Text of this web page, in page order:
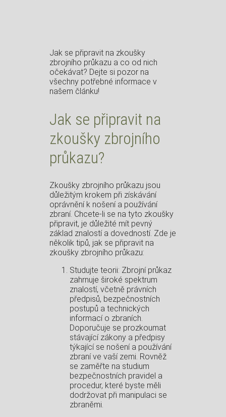
Jak se připravit na zkoušky
zbrojního průkazu a co od nich
očekávat? Dejte si pozor na
všechny potřebné informace v
našem článku!
Jak se připravit na
zkoušky zbrojního
průkazu?
Zkoušky zbrojního průkazu jsou
důležitým krokem při získávání
oprávnění k nošení a používání
zbraní. Chcete-li se na tyto zkoušky
připravit, je důležité mít pevný
základ znalostí a dovedností. Zde je
několik tipů, jak se připravit na
zkoušky zbrojního průkazu:
Studujte teorii: Zbrojní průkaz
zahrnuje široké spektrum
znalostí, včetně právních
předpisů, bezpečnostních
postupů a technických
informací o zbraních.
Doporučuje se prozkoumat
stávající zákony a předpisy
týkající se nošení a používání
zbraní ve vaší zemi. Rovněž
se zaměřte na studium
bezpečnostních pravidel a
procedur, které byste měli
dodržovat při manipulaci se
zbraněmi.